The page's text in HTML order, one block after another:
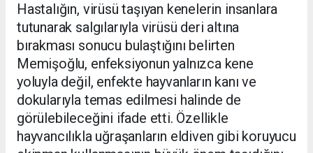
Hastalığın, virüsü taşıyan kenelerin insanlara
tutunarak salgılarıyla virüsü deri altına
bırakması sonucu bulaştığını belirten
Memişoğlu, enfeksiyonun yalnızca kene
yoluyla değil, enfekte hayvanların kanı ve
dokularıyla temas edilmesi halinde de
görülebileceğini ifade etti. Özellikle
hayvancılıkla uğraşanların eldiven gibi koruyucu